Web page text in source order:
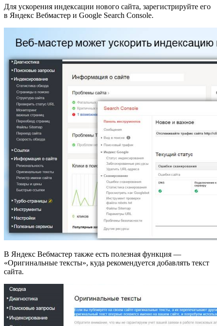
Для ускорения индексации нового сайта, зарегистрируйте его
в Яндекс Вебмастер и Google Search Console.
В Яндекс Вебмастер также есть полезная функция —
«Оригинальные тексты», куда рекомендуется добавлять текст
сайта.